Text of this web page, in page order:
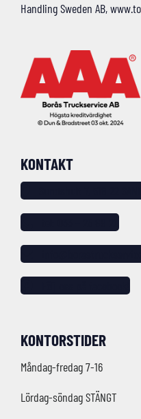
Handling Sweden AB,
KONTAKT
KONTORSTIDER
Måndag-fredag 7-16
Lördag-söndag STÄNGT